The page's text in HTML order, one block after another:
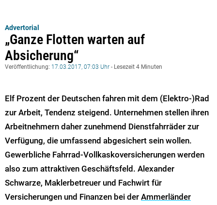
Advertorial
„Ganze Flotten warten auf
Absicherung“
Veröffentlichung: 17.03.2017, 07:03 Uhr - Lesezeit 4 Minuten
Elf Prozent der Deutschen fahren mit dem (Elektro-)Rad
zur Arbeit, Tendenz steigend. Unternehmen stellen ihren
Arbeitnehmern daher zunehmend Dienstfahrräder zur
Verfügung, die umfassend abgesichert sein wollen.
Gewerbliche Fahrrad-Vollkaskoversicherungen werden
also zum attraktiven Geschäftsfeld. Alexander
Schwarze, Maklerbetreuer und Fachwirt für
Versicherungen und Finanzen bei der Ammerländer